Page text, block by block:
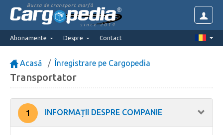
Bursa de transport marfă
since 2014
Abonamente Despre Contact
Acasă Înregistrare pe Cargopedia
Transportator
1 INFORMAȚII DESPRE COMPANIE